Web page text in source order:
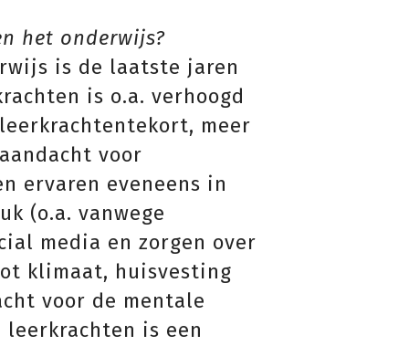
het onderwijs?
is de laatste jaren
is o.a. verhoogd
meer
voor
ervaren eveneens in
(o.a. vanwege
media en zorgen over
klimaat, huisvesting
voor de mentale
is een